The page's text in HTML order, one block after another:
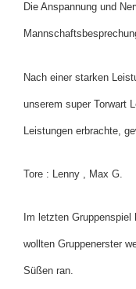
Die Anspannung und
Nach einer starken
unserem super Torwart
Leistungen erbrachte,
Tore : Lenny , Max G.
Im letzten
wollten Gruppenerster
Süßen ran.